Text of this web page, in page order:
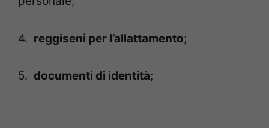
4. reggiseni per l’allattamento;
5. documenti di identità;